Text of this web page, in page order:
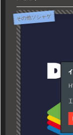
その他ソシャゲ